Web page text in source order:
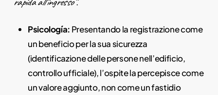
Psicología: Presentando la registrazione come
un beneficio per la sua sicurezza
(identificazione delle persone nell’edificio,
controllo ufficiale), l’ospite la percepisce come
un valore aggiunto, non come un fastidio